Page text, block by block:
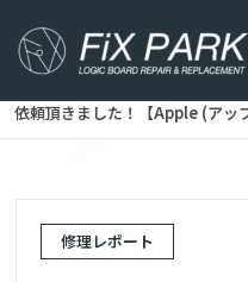
ホーム/ 修理レポート/
iPhone Xのガラス液晶と背
依頼頂きました！【Apple (アッ
修理レポート